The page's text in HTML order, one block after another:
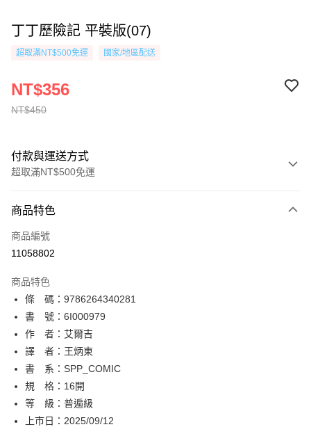
丁丁歷險記 平裝版(07)
超取滿NT$500免運 國家/地區配送
NT$450
NT$356
付款與運送方式
超取滿NT$500免運
信用卡一次付款
超商取貨付款
相關說明
【關於「AFTEE先享後付」】
AFTEE先享後付是「在收到商品之後才付款」的支付方式。 讓您購物簡單
便利好安心！
１．簡單：不需註冊會員、不需綁卡、不需儲值。
２．便利：只要手機號碼，簡訊認證，即可結帳。
３．安心：先確認商品／服務後，再付款。
【「AFTEE先享後付」結帳流程】
１．於結帳方式選擇「AFTEE先享後付」後，將跳轉至「AFTEE先享後付」
結帳頁面，進行簡訊認證並確認金額後，即可完成結帳。
２．訂單成立數日內，您將收到繳費通知簡訊。
ATM付款
運送方式
全家取貨付款
每筆NT$80，滿NT$500(含以上)免運費
付款後全家取貨
商品特色
商品編號
11058802
商品特色
條 碼：9786264340281
書 號：6I000979
作 者：艾爾吉
譯 者：王炳東
書 系：SPP_COMIC
規 格：16開
等 級：普遍級
上市日：2025/09/12